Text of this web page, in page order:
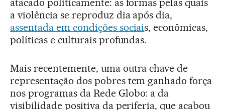
atacado politicamente: as formas pelas quais
a violência se reproduz dia após dia,
assentada em condições sociais, econômicas,
políticas e culturais profundas.
Mais recentemente, uma outra chave de
representação dos pobres tem ganhado força
nos programas da Rede Globo: a da
visibilidade positiva da periferia, que acabou